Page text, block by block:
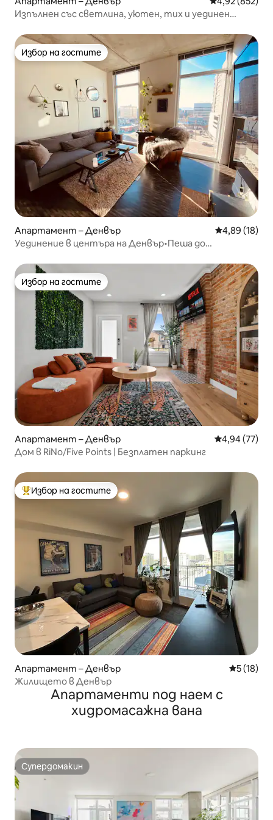
Изпълнен със светлина, уютен, тих и уединен
Избор на гостите
Избор на гостите
Апартамент – Денвър Средна
4,89 (18)
Уединение в центъра на Денвър•Пеша до
Избор на гостите
Избор на гостите
Апартамент – Денвър Средна
4,94 (77)
Дом в RiNo/Five Points | Безплатен паркинг
Най-популярен избор на гостите
Избор на гостите
Апартамент – Денвър Средна
5 (18)
Жилището в Денвър
Апартаменти под наем с
хидромасажна вана
Супердомакин
Супердомакин